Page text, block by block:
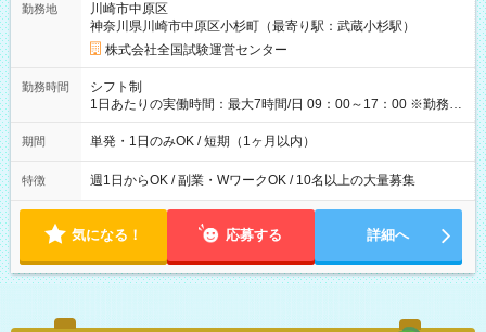
例】 ・河合塾模擬試験 8:30～17:30（休憩1時間） 時給1,300円
×8時間＝日収10,400円＋交通費 ※当日の役割により時給＋100
円の場合あり ・国家試験 7:00～13:30（休憩なし） 時給1,300
円（役割手当＋100円）×6時間＝日収8,400円＋交通費 【試用期
間】試用期間なし
勤務地
川崎市中原区
神奈川県川崎市中原区小杉町（最寄り駅：武蔵小杉駅）
株式会社全国試験運営センター
勤務時間
シフト制
1日あたりの実働時間：最大7時間/日 09：00～17：00 ※勤務時
間は 試験により異なります。
期間 単発・1日のみOK / 短期（1ヶ月以内）
特徴 週1日からOK / 副業・WワークOK / 10名以上の大量募集
気になる！ 応募する 詳細へ